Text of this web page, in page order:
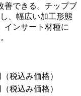
善できる。チップブ
、幅広い加工形態
インサート材種に
税込み価格）
税込み価格）